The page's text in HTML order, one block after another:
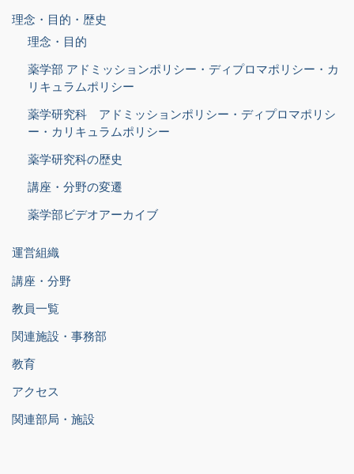
理念・目的・歴史
理念・目的
薬学部 アドミッションポリシー・ディプロマポリシー・カ
リキュラムポリシー
薬学研究科 アドミッションポリシー・ディプロマポリシ
ー・カリキュラムポリシー
薬学研究科の歴史
講座・分野の変遷
薬学部ビデオアーカイブ
運営組織
講座・分野
教員一覧
関連施設・事務部
教育
アクセス
関連部局・施設